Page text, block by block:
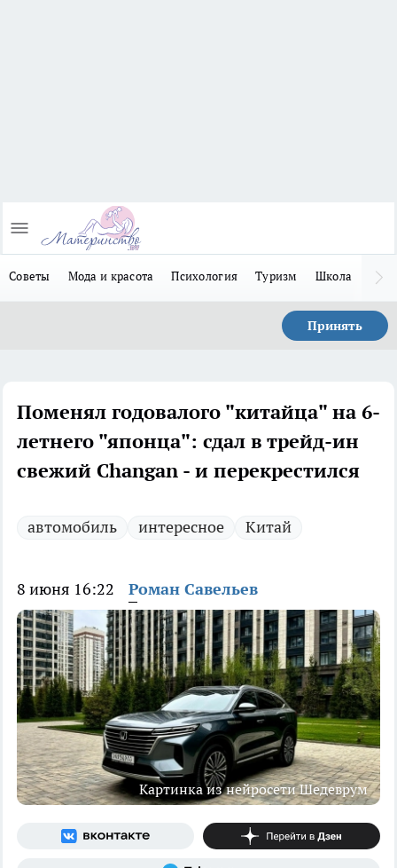
Советы Мода и красота Психология Туризм Школа
Принять
Поменял годовалого "китайца" на 6-
летнего "японца": сдал в трейд-ин
свежий Changan - и перекрестился
автомобиль интересное Китай
8 июня 16:22 Роман Савельев
Картинка из нейросети Шедеврум